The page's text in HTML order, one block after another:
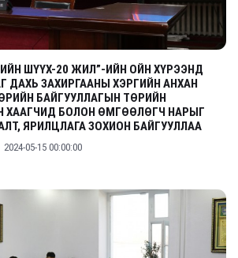
ШҮҮХ-20 ЖИЛ”-ИЙН ОЙН ХҮРЭЭНД
ДАХЬ ЗАХИРГААНЫ ХЭРГИЙН АНХАН
БАЙГУУЛЛАГЫН ТӨРИЙН
ХААГЧИД БОЛОН ӨМГӨӨЛӨГЧ НАРЫГ
ЯРИЛЦЛАГА ЗОХИОН БАЙГУУЛЛАА
2024-05-15 00:00:00